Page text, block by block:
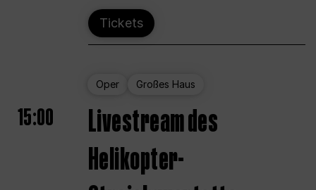
Tickets
Oper Großes Haus
15:00
Livestream des
Helikopter-